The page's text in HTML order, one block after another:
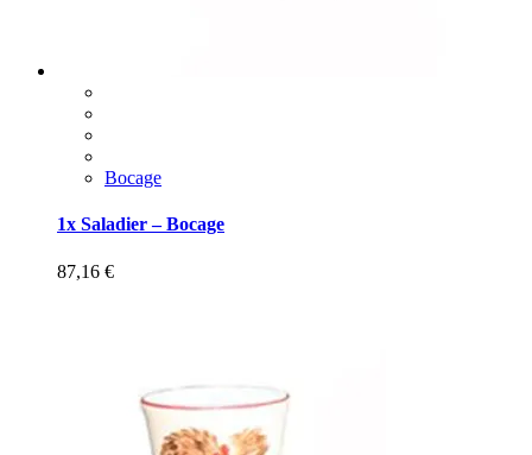
Bocage
1x Saladier – Bocage
87,16 €